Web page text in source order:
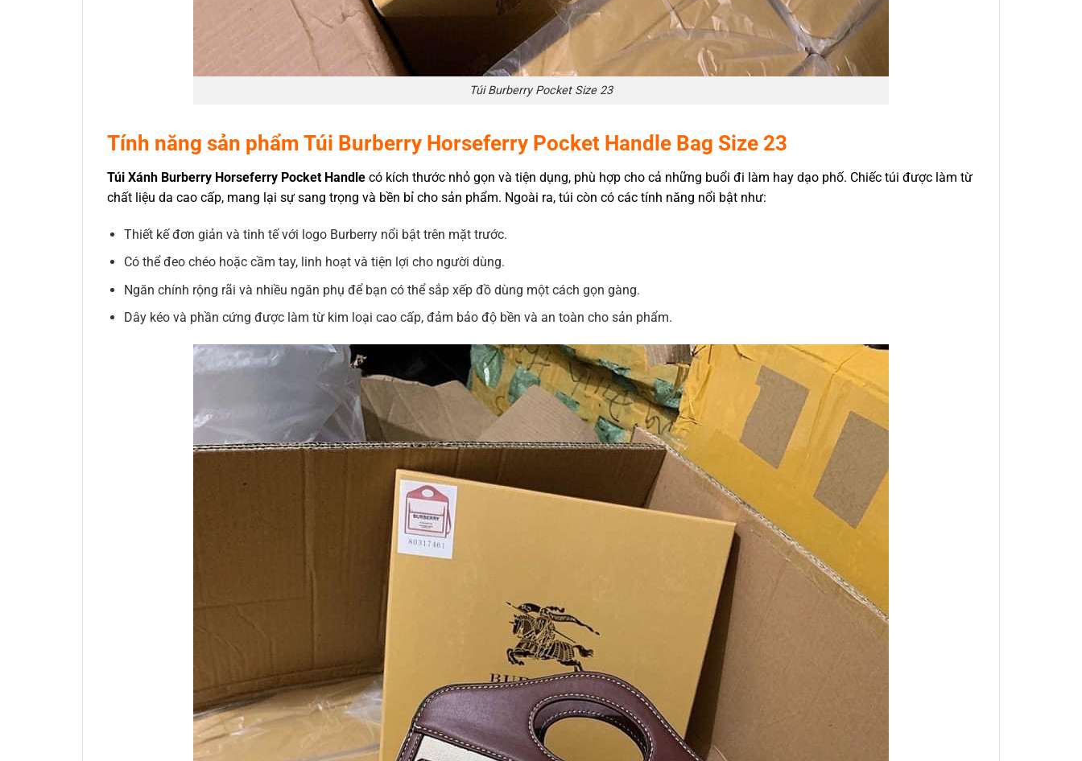
Túi Burberry Pocket Size 23
Tính năng sản phẩm Túi Burberry Horseferry Pocket Handle Bag Size 23
Túi Xánh Burberry Horseferry Pocket Handle có kích thước nhỏ gọn và tiện dụng, phù hợp cho cả những buổi đi làm hay dạo phố. Chiếc túi được làm từ
chất liệu da cao cấp, mang lại sự sang trọng và bền bỉ cho sản phẩm. Ngoài ra, túi còn có các tính năng nổi bật như:
Thiết kế đơn giản và tinh tế với logo Burberry nổi bật trên mặt trước.
Có thể đeo chéo hoặc cầm tay, linh hoạt và tiện lợi cho người dùng.
Ngăn chính rộng rãi và nhiều ngăn phụ để bạn có thể sắp xếp đồ dùng một cách gọn gàng.
Dây kéo và phần cứng được làm từ kim loại cao cấp, đảm bảo độ bền và an toàn cho sản phẩm.